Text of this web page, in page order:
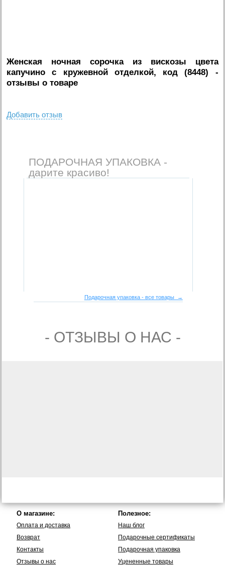
Женская ночная сорочка из вискозы цвета
капучино с кружевной отделкой, код (8448) -
отзывы о товаре
Добавить отзыв
ПОДАРОЧНАЯ УПАКОВКА -
дарите красиво!
Подарочная упаковка - все товары →
- ОТЗЫВЫ О НАС -
О магазине:
Оплата и доставка
Возврат
Контакты
Отзывы о нас
Полезное:
Наш блог
Подарочные сертификаты
Подарочная упаковка
Уцененные товары